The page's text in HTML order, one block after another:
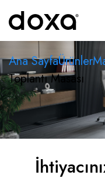
Ana SayfaÜrünler
Toplantı Masası